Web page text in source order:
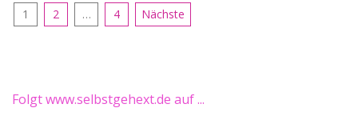
Seitennummerierung
der
1 2 … 4 Nächste
Folgt www.selbstgehext.de auf ...